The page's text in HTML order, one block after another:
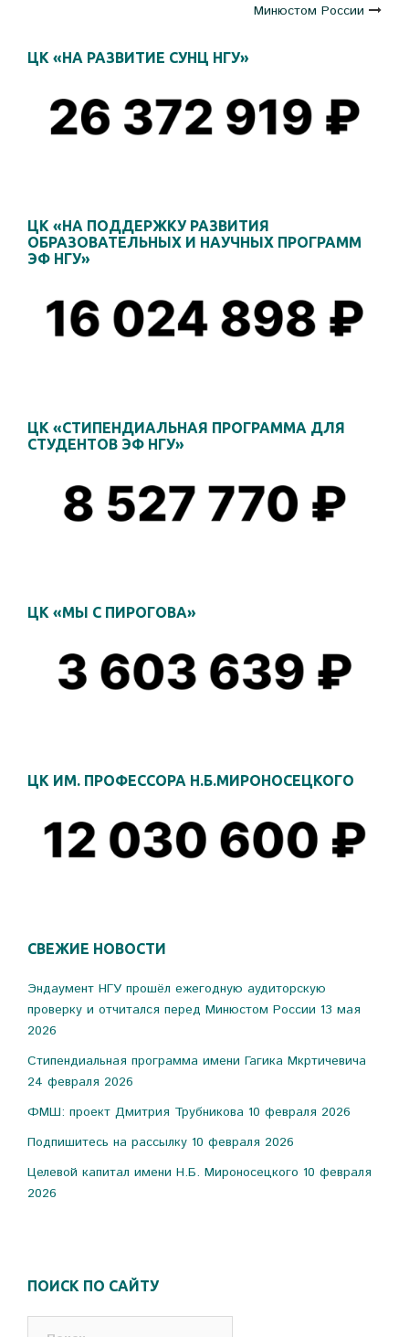
записям
Минюстом России
ЦК «НА РАЗВИТИЕ СУНЦ НГУ»
ЦК «НА ПОДДЕРЖКУ РАЗВИТИЯ
ОБРАЗОВАТЕЛЬНЫХ И НАУЧНЫХ ПРОГРАММ
ЭФ НГУ»
ЦК «СТИПЕНДИАЛЬНАЯ ПРОГРАММА ДЛЯ
СТУДЕНТОВ ЭФ НГУ»
ЦК «МЫ С ПИРОГОВА»
ЦК ИМ. ПРОФЕССОРА Н.Б.МИРОНОСЕЦКОГО
СВЕЖИЕ НОВОСТИ
Эндаумент НГУ прошёл ежегодную аудиторскую
проверку и отчитался перед Минюстом России 13 мая
2026
Стипендиальная программа имени Гагика Мкртичевича
24 февраля 2026
ФМШ: проект Дмитрия Трубникова 10 февраля 2026
Подпишитесь на рассылку 10 февраля 2026
Целевой капитал имени Н.Б. Мироносецкого 10 февраля
2026
ПОИСК ПО САЙТУ